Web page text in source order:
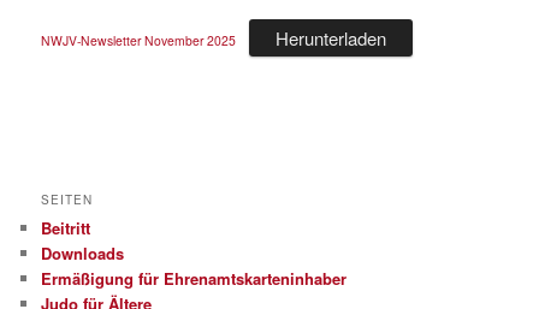
NWJV-Newsletter November 2025 Herunterladen
SEITEN
Beitritt
Downloads
Ermäßigung für Ehrenamtskarteninhaber
Judo für Ältere